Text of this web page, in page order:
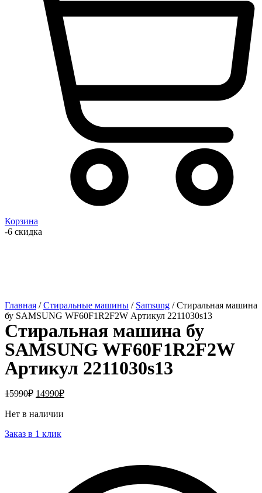
Корзина
-6 скидка
Главная /Стиральные машины / Samsung / Стиральная машина
бу SAMSUNG WF60F1R2F2W Артикул 2211030s13
Стиральная машина бу
SAMSUNG WF60F1R2F2W
Артикул 2211030s13
15990₽ 14990₽
Нет в наличии
Заказ в 1 клик